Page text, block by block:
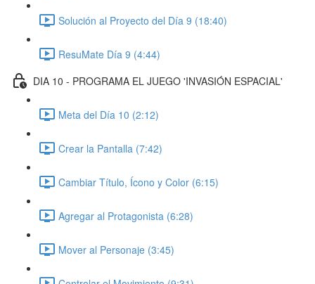
Solución al Proyecto del Día 9 (18:40)
ResuMate Día 9 (4:44)
DIA 10 - PROGRAMA EL JUEGO 'INVASIÓN ESPACIAL'
Meta del Día 10 (2:12)
Crear la Pantalla (7:42)
Cambiar Título, Ícono y Color (6:15)
Agregar al Protagonista (6:28)
Mover al Personaje (3:45)